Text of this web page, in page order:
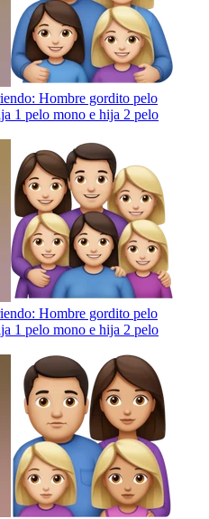
Hombre gordito pelo
1 pelo mono e hija 2 pelo
Hombre gordito pelo
1 pelo mono e hija 2 pelo